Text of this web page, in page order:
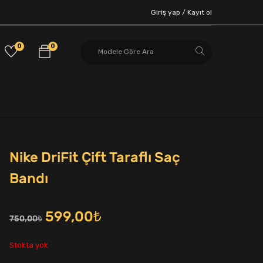
Giriş yap / Kayıt ol
0
0
Nike DriFit Çift Taraflı Saç
Bandı
750,00₺ Orijinal
fiyat:
599,00₺Şu
Stokta yok